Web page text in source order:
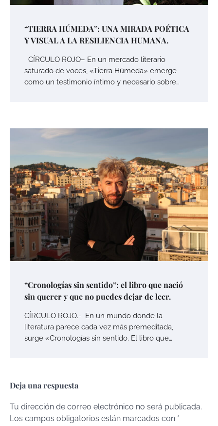
“TIERRA HÚMEDA”: UNA MIRADA POÉTICA
Y VISUAL A LA RESILIENCIA HUMANA.
CÍRCULO ROJO– En un mercado literario
saturado de voces, «Tierra Húmeda» emerge
como un testimonio íntimo y necesario sobre…
“Cronologías sin sentido”: el libro que nació
sin querer y que no puedes dejar de leer.
CÍRCULO ROJO.- En un mundo donde la
literatura parece cada vez más premeditada,
surge «Cronologías sin sentido. El libro que…
Deja una respuesta
Tu dirección de correo electrónico no será publicada.
Los campos obligatorios están marcados con *